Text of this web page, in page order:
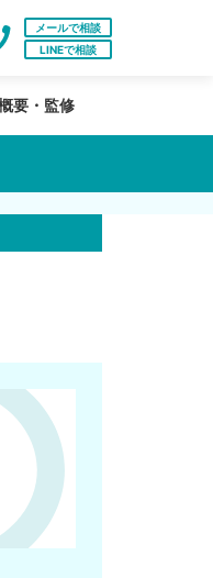
メールで相談
LINEで相談
要・監修